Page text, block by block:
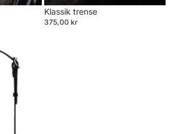
Klassik trense
375,00 kr